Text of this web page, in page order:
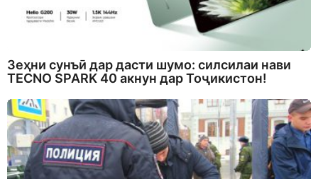
Зеҳни сунъӣ дар дасти шумо: силсилаи нави
TECNO SPARK 40 акнун дар Тоҷикистон!